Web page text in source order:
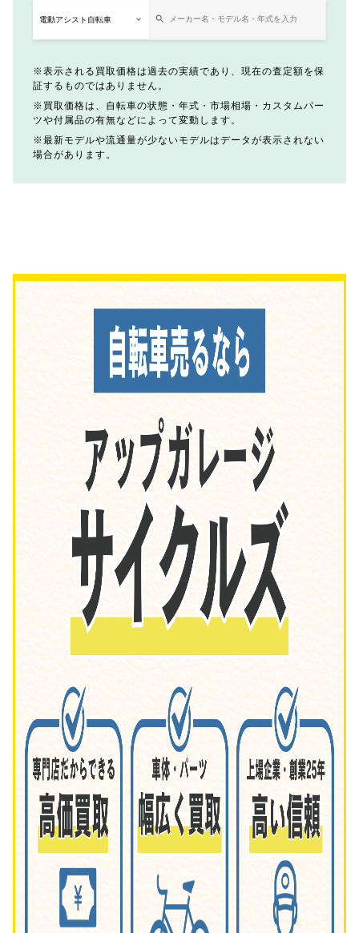
表示される買取価格は過去の実績であり、現在の査定額を保
証するものではありません。
買取価格は、自転車の状態・年式・市場相場・カスタムパー
ツや付属品の有無などによって変動します。
最新モデルや流通量が少ないモデルはデータが表示されない
場合があります。